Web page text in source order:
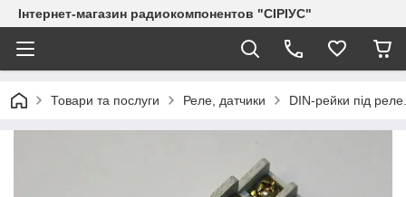
Інтернет-магазин радиокомпонентов "СІРІУС"
Товари та послуги Реле, датчики DIN-рейки під реле.